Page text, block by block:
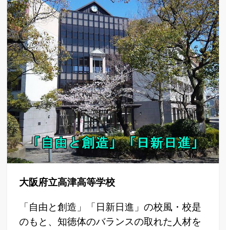
大阪府立高津高等学校
「自由と創造」「日新日進」の校風・校是
のもと、知徳体のバランスの取れた人材を